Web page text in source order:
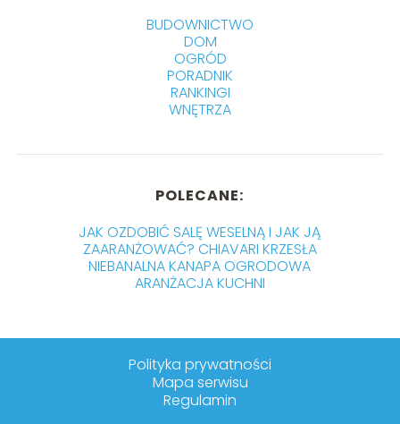
BUDOWNICTWO
DOM
OGRÓD
PORADNIK
RANKINGI
WNĘTRZA
POLECANE:
JAK OZDOBIĆ SALĘ WESELNĄ I JAK JĄ
ZAARANŻOWAĆ? CHIAVARI KRZESŁA
NIEBANALNA KANAPA OGRODOWA
ARANŻACJA KUCHNI
Polityka prywatności
Mapa serwisu
Regulamin